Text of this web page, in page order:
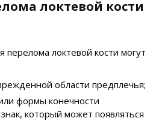
локтевой кости
перелома локтевой кости могут
области предплечья;
формы конечности
который может появляться